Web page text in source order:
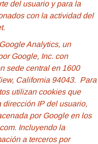
del usuario y para la
con la actividad del
Analytics, un
Google, Inc. con
sede central en 1600
California 94043. Para
utilizan cookies que
IP del usuario,
por Google en los
Incluyendo la
a terceros por